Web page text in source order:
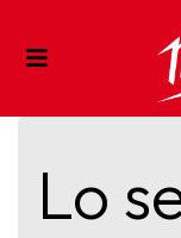
Lo